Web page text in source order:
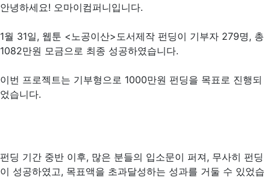
안녕하세요! 오마이컴퍼니입니다.
1월 31일, 웹툰 <노공이산>도서제작 펀딩이 기부자 279명, 총
1082만원 모금으로 최종 성공하였습니다.
이번 프로젝트는 기부형으로 1000만원 펀딩을 목표로 진행되
었습니다.
펀딩 기간 중반 이후, 많은 분들의 입소문이 퍼져, 무사히 펀딩
이 성공하였고, 목표액을 초과달성하는 성과를 거둘 수 있었습